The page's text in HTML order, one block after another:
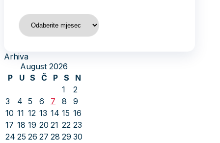
Arhiva
Arhiva
August 2026
P
U S Č P S
N
1
2
3
4 5 6 7 8
9
10 11 12 13 14 15 16
17 18 19 20 21 22 23
24 25 26 27 28 29 30